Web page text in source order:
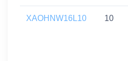
XAOHNW16L10 10